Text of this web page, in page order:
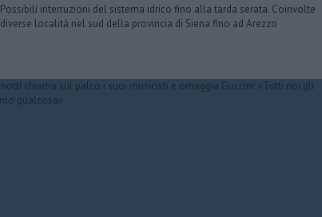
Possibili interruzioni del sistema idrico fino alla tarda serata. Coinvolte
diverse località nel sud della provincia di Siena fino ad Arezzo